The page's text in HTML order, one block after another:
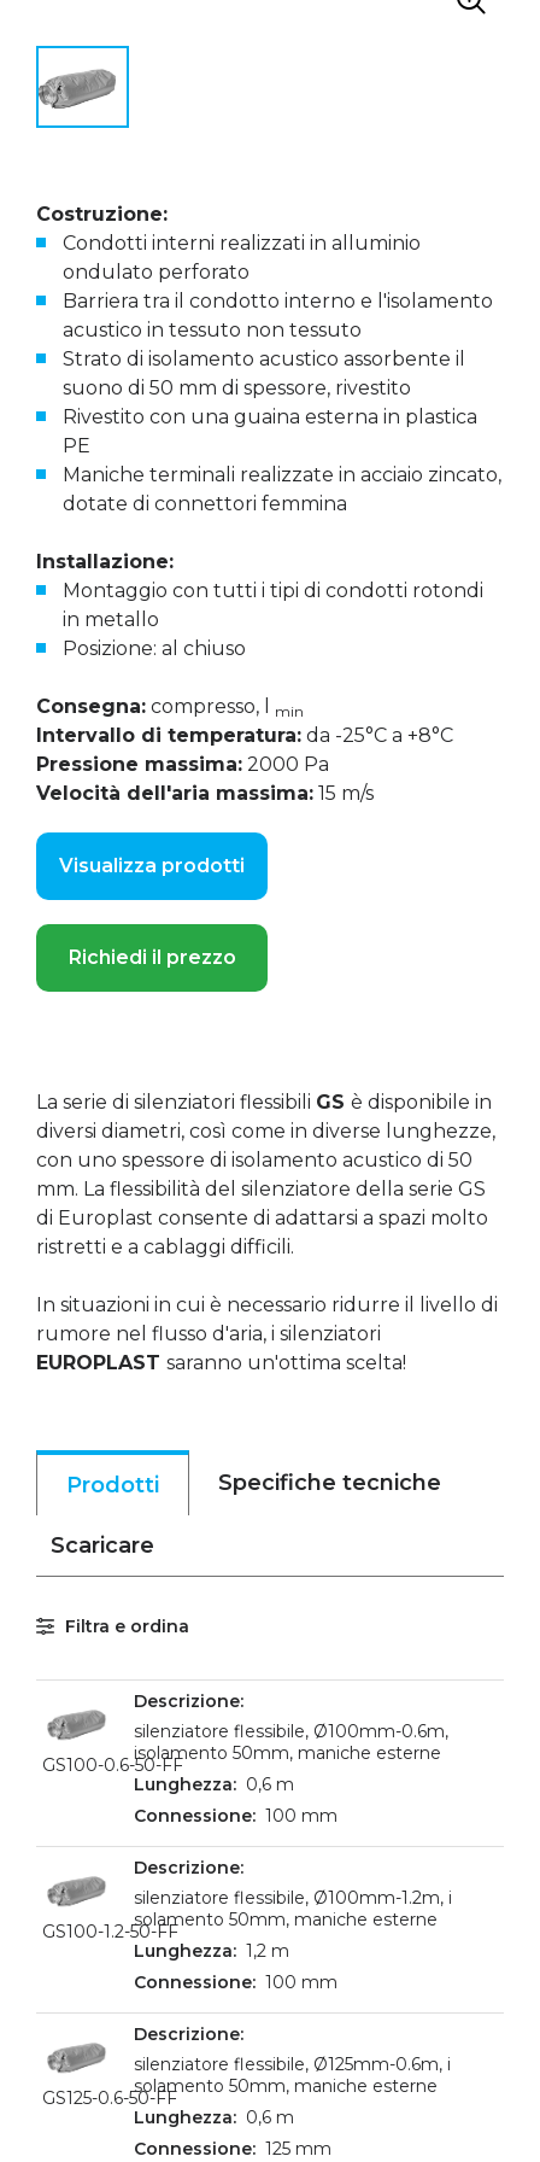
Costruzione:
Condotti interni realizzati in alluminio
ondulato perforato
Barriera tra il condotto interno e l'isolamento
acustico in tessuto non tessuto
Strato di isolamento acustico assorbente il
suono di 50 mm di spessore, rivestito
Rivestito con una guaina esterna in plastica
PE
Maniche terminali realizzate in acciaio zincato,
dotate di connettori femmina
Installazione:
Montaggio con tutti i tipi di condotti rotondi
in metallo
Posizione: al chiuso
Consegna: compresso, l min
Intervallo di temperatura: da -25°C a +8°C
Pressione massima: 2000 Pa
Velocità dell'aria massima: 15 m/s
Visualizza prodotti
Richiedi il prezzo
La serie di silenziatori flessibili GS è disponibile in
diversi diametri, così come in diverse lunghezze,
con uno spessore di isolamento acustico di 50
mm. La flessibilità del silenziatore della serie GS
di Europlast consente di adattarsi a spazi molto
ristretti e a cablaggi difficili.
In situazioni in cui è necessario ridurre il livello di
rumore nel flusso d'aria, i silenziatori
EUROPLAST saranno un'ottima scelta!
Prodotti Specifiche tecniche
Scaricare
Filtra e ordina
GS100-0.6-50-FF
silenziatore flessibile, Ø100mm-0.6m,
isolamento 50mm, maniche esterne
0,6 m
100 mm
GS100-1.2-50-FF
silenziatore flessibile, Ø100mm-1.2m, i
solamento 50mm, maniche esterne
1,2 m
100 mm
GS125-0.6-50-FF
silenziatore flessibile, Ø125mm-0.6m, i
solamento 50mm, maniche esterne
0,6 m
125 mm